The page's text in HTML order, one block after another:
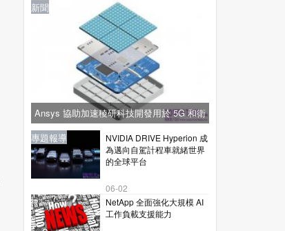
新聞
Ansys 協助加速稜研科技開發用於 5G 和衛
星通訊的下一代毫米波技術
新聞
NVIDIA DRIVE Hyperion 成
為邁向自駕計程車就緒世界
的全球平台
06-02
新聞
NetApp 全面強化大規模 AI
工作負載支援能力
專題報導
新聞
專題報導